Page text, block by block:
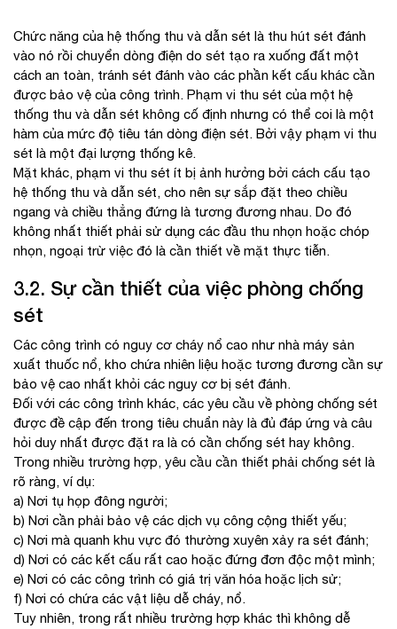
Chức năng của hệ thống thu và dẫn sét là thu hút sét đánh
vào nó rồi chuyển dòng điện do sét tạo ra xuống đất một
cách an toàn, tránh sét đánh vào các phần kết cấu khác cần
được bảo vệ của công trình. Phạm vi thu sét của một hệ
thống thu và dẫn sét không cố định nhưng có thể coi là một
hàm của mức độ tiêu tán dòng điện sét. Bởi vậy phạm vi thu
sét là một đại lượng thống kê.
Mặt khác, phạm vi thu sét ít bị ảnh hưởng bởi cách cấu tạo
hệ thống thu và dẫn sét, cho nên sự sắp đặt theo chiều
ngang và chiều thẳng đứng là tương đương nhau. Do đó
không nhất thiết phải sử dụng các đầu thu nhọn hoặc chóp
nhọn, ngoại trừ việc đó là cần thiết về mặt thực tiễn.
3.2. Sự cần thiết của việc phòng chống
sét
Các công trình có nguy cơ cháy nổ cao như nhà máy sản
xuất thuốc nổ, kho chứa nhiên liệu hoặc tương đương cần sự
bảo vệ cao nhất khỏi các nguy cơ bị sét đánh.
Đối với các công trình khác, các yêu cầu về phòng chống sét
được đề cập đến trong tiêu chuẩn này là đủ đáp ứng và câu
hỏi duy nhất được đặt ra là có cần chống sét hay không.
Trong nhiều trường hợp, yêu cầu cần thiết phải chống sét là
rõ ràng, ví dụ:
a) Nơi tụ họp đông người;
b) Nơi cần phải bảo vệ các dịch vụ công cộng thiết yếu;
c) Nơi mà quanh khu vực đó thường xuyên xảy ra sét đánh;
d) Nơi có các kết cấu rất cao hoặc đứng đơn độc một mình;
e) Nơi có các công trình có giá trị văn hóa hoặc lịch sử;
f) Nơi có chứa các vật liệu dễ cháy, nổ.
Tuy nhiên, trong rất nhiều trường hợp khác thì không dễ